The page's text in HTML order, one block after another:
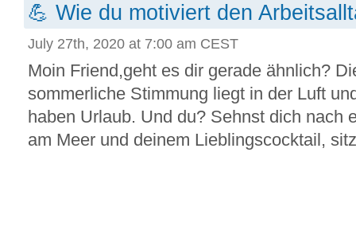
💪 Wie du motiviert den
July 27th, 2020 at 7:00 am CEST
Moin Friend,geht es dir gerade ähnlich?
sommerliche Stimmung liegt in der Luft
haben Urlaub. Und du? Sehnst dich nach
am Meer und deinem Lieblingscocktail,